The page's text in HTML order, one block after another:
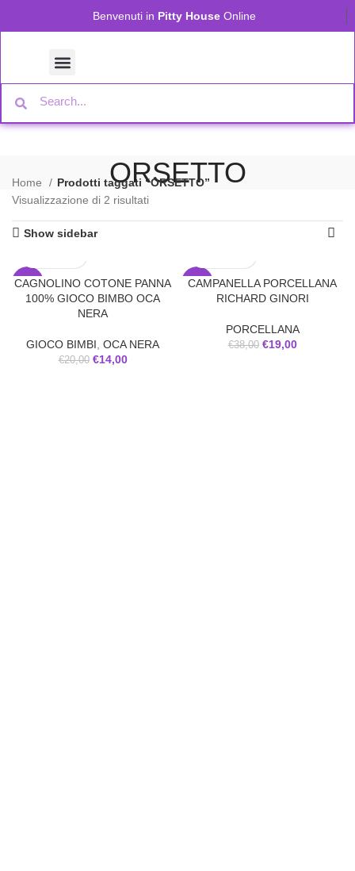
Benvenuti in Pitty House Online
ORSETTO
Home
Prodotti taggati “ORSETTO”
Visualizzazione di 2 risultati
Show sidebar
-30%
CAGNOLINO COTONE PANNA
100% GIOCO BIMBO OCA
NERA
GIOCO BIMBI OCA NERA
€20,00 €14,00
-50%
CAMPANELLA PORCELLANA
RICHARD GINORI
PORCELLANA
€38,00 €19,00